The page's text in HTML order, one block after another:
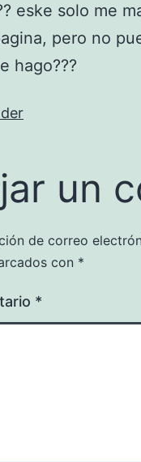
eske solo me
pero no
hago???
un
de correo
con *
*